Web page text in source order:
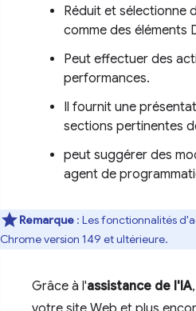
Réduit et sélectionne
comme des éléments
Peut effectuer des
performances.
Il fournit une
sections pertinentes
peut suggérer des
agent de
Remarque : Les fonctionnalités
Chrome version 149 et ultérieure.
Grâce à l'assistance de l'IA